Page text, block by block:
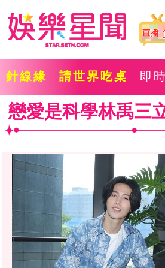
針線緣 請世界吃桌 即時
戀愛是科學林禹三